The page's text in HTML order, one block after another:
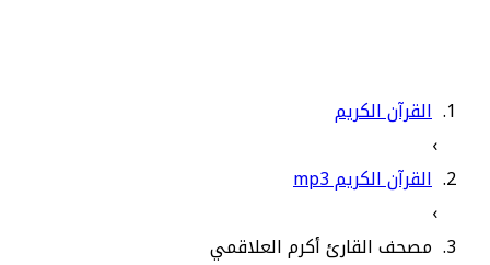
القرآن الكريم
›
القرآن الكريم mp3
›
مصحف القارئ أكرم العلاقمي